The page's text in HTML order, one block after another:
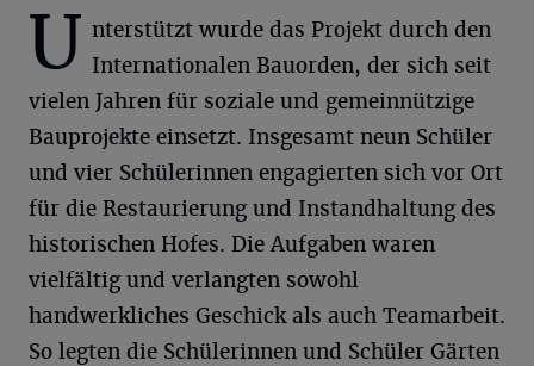
U nterstützt wurde das Projekt durch den
Internationalen Bauorden, der sich seit
vielen Jahren für soziale und gemeinnützige
Bauprojekte einsetzt. Insgesamt neun Schüler
und vier Schülerinnen engagierten sich vor Ort
für die Restaurierung und Instandhaltung des
historischen Hofes. Die Aufgaben waren
vielfältig und verlangten sowohl
handwerkliches Geschick als auch Teamarbeit.
So legten die Schülerinnen und Schüler Gärten